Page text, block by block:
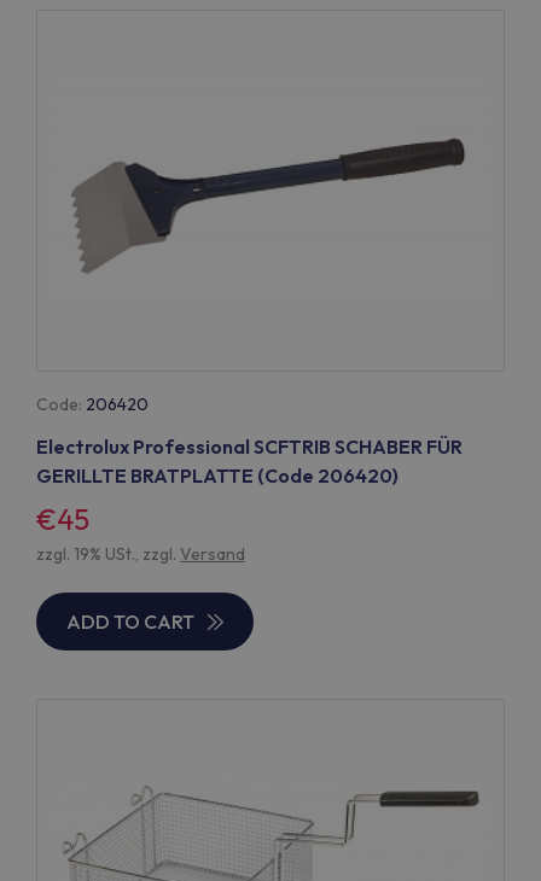
Code: 206420
Electrolux Professional SCFTRIB SCHABER FÜR
GERILLTE BRATPLATTE (Code 206420)
€45
zzgl. 19% USt., zzgl. Versand
ADD TO CART